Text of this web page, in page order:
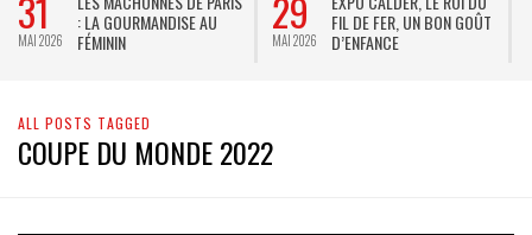
31
MAI 2026
: LA GOURMANDISE AU
FÉMININ
29
MAI 2026
FIL DE FER, UN BON GOÛT
D’ENFANCE
ALL POSTS TAGGED
COUPE DU MONDE 2022